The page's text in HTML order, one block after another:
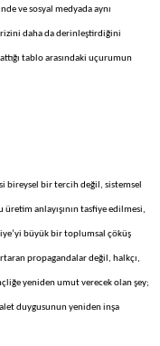
ve sosyal medyada aynı
daha da derinleştirdiğini
tablo arasındaki uçurumun
bireysel bir tercih değil, sistemsel
anlayışının tasfiye edilmesi,
büyük bir toplumsal çöküş
propagandalar değil, halkçı,
yeniden umut verecek olan şey;
duygusunun yeniden inşa